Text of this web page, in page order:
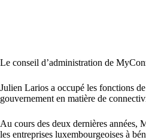
Le conseil d’administration de
Julien Larios a occupé les fonctions
gouvernement en matière de
Au cours des deux dernières années,
les entreprises luxembourgeoises à